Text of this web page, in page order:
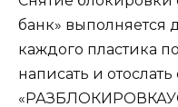
банк» выполняется
каждого пластика
написать и